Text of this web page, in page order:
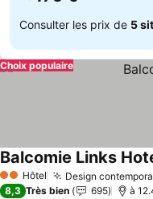
Consulter les prix de 5
Choix populaire
2 Étoiles
Hôtel Design
Balcomie Links
8,3 Très bien 695 à